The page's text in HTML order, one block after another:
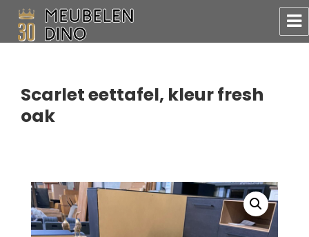
Scarlet eettafel, kleur fresh
oak